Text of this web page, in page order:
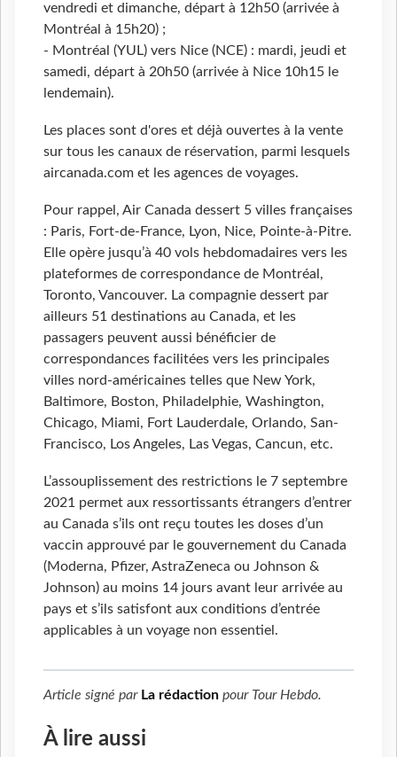
vendredi et dimanche, départ à 12h50 (arrivée à
Montréal à 15h20) ;
- Montréal (YUL) vers Nice (NCE) : mardi, jeudi et
samedi, départ à 20h50 (arrivée à Nice 10h15 le
lendemain).
Les places sont d'ores et déjà ouvertes à la vente
sur tous les canaux de réservation, parmi lesquels
aircanada.com et les agences de voyages.
Pour rappel, Air Canada dessert 5 villes françaises
: Paris, Fort-de-France, Lyon, Nice, Pointe-à-Pitre.
Elle opère jusqu’à 40 vols hebdomadaires vers les
plateformes de correspondance de Montréal,
Toronto, Vancouver. La compagnie dessert par
ailleurs 51 destinations au Canada, et les
passagers peuvent aussi bénéficier de
correspondances facilitées vers les principales
villes nord-américaines telles que New York,
Baltimore, Boston, Philadelphie, Washington,
Chicago, Miami, Fort Lauderdale, Orlando, San-
Francisco, Los Angeles, Las Vegas, Cancun, etc.
L’assouplissement des restrictions le 7 septembre
2021 permet aux ressortissants étrangers d’entrer
au Canada s’ils ont reçu toutes les doses d’un
vaccin approuvé par le gouvernement du Canada
(Moderna, Pfizer, AstraZeneca ou Johnson &
Johnson) au moins 14 jours avant leur arrivée au
pays et s’ils satisfont aux conditions d’entrée
applicables à un voyage non essentiel.
Article signé par La rédaction pour Tour Hebdo.
À lire aussi